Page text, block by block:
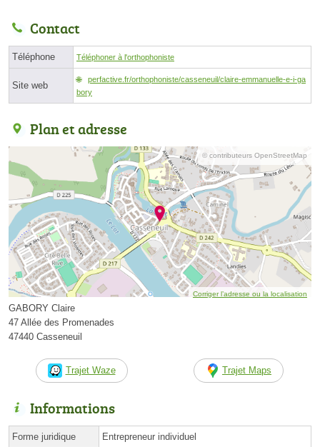
Contact
Téléphone Téléphoner à l'orthophoniste
Site web
perfactive.fr/orthophoniste/casseneuil/claire-emmanuelle-e-i-ga
bory
Plan et adresse
© contributeurs OpenStreetMap
Corriger l’adresse ou la localisation
GABORY Claire
47 Allée des Promenades
47440 Casseneuil
Trajet Waze Trajet Maps
Informations
Forme juridique Entrepreneur individuel